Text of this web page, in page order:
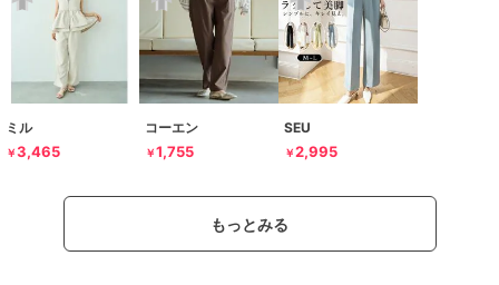
ミル
￥3,465
コーエン
￥1,755
SEU
￥2,995
もっとみる